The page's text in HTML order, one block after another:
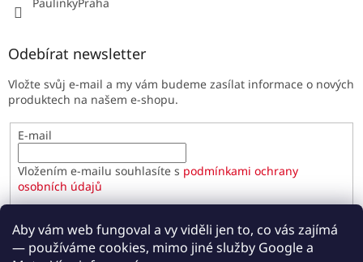
Aby vám web fungoval a vy viděli jen to, co vás zajímá
— používáme cookies, mimo jiné služby Google a
Odebírat newsletter
Vložte svůj e-mail a my vám budeme zasílat informace o nových
produktech na našem e-shopu.
E-mail
Vložením e-mailu souhlasíte s podmínkami ochrany
osobních údajů
PŘIHLÁSIT SE